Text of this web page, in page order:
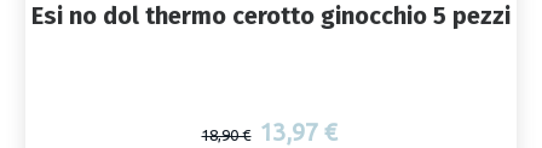
Esi no dol thermo cerotto ginocchio 5 pezzi
18,90 € 13,97 €